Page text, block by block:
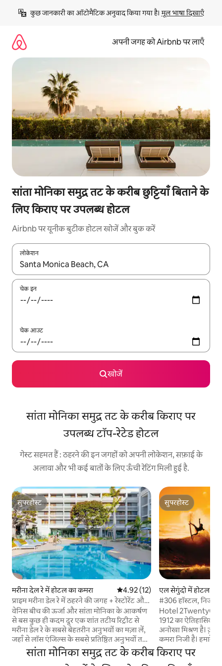
छोड़कर
कॉन्टेंट
कुछ जानकारी का ऑटोमैटिक अनुवाद किया गया है। मूल भाषा दिखाएँ
अपनी जगह को Airbnb पर लाएँ
सांता मोनिका समुद्र तट के करीब छुट्टियाँ बिताने के
लिए किराए पर उपलब्ध होटल
Airbnb पर यूनीक बुटीक होटल खोजें और बुक करें
लोकेशन
नतीजों के उपलब्ध होने पर, अप और डाउन 'ऐरो की' का इस्तेमाल करके नेविगेट
चेक इन
चेक आउट
खोजें
सांता मोनिका समुद्र तट के करीब किराए पर
उपलब्ध टॉप-रेटेड होटल
गेस्ट सहमत हैं : ठहरने की इन जगहों को अपनी लोकेशन, सफ़ाई के
अलावा और भी कई बातों के लिए ऊँची रेटिंग मिली हुई है.
सुपरहोस्ट
सुपरहोस्ट
मरीना देल रे में होटल का कमरा औसत रेटिंग 5 में से 4.92, 12 समीक्षाएँ
4.92 (12)
प्राइम मरीना डेल रे में ठहरने की जगह + रेस्टोरेंट और
पूल
वेनिस बीच की ऊर्जा और सांता मोनिका के आकर्षण
से बस कुछ ही कदम दूर एक शांत तटीय रिट्रीट से
मरीना डेल रे के सबसे बेहतरीन अनुभवों का मज़ा लें,
जहाँ से लॉस एंजिल्स के सबसे प्रतिष्ठित अनुभवों तक
आसानी से पहुँचा जा सकता है। हमारे ट्रॉपिकल पूल
ओएसिस में धूप से सराबोर दोपहर, बार्बियान्का के
सुपरहोस्ट
सुपरहोस्ट
एल सेगुंदो में होटल का
#306 हॉस्टल, निजी
के पास
Hotel
1912 का ऐतिहासिक
अनोखा मिश्रण है।
कमरा निजी है। हमारे
जगहों का इस्तेमाल उस
भी करते हैं। हमारे मानक कमरे के प्रकार में एक डबल
सांता मोनिका समुद्र तट के करीब किराए पर